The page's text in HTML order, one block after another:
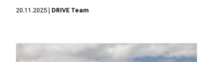
20.11.2025 DRIVE Team